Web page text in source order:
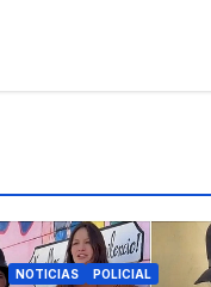
NOTICIAS POLICIAL